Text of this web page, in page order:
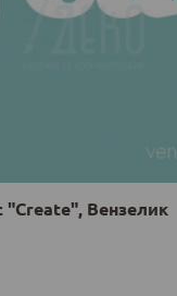
"Create", Вензелик